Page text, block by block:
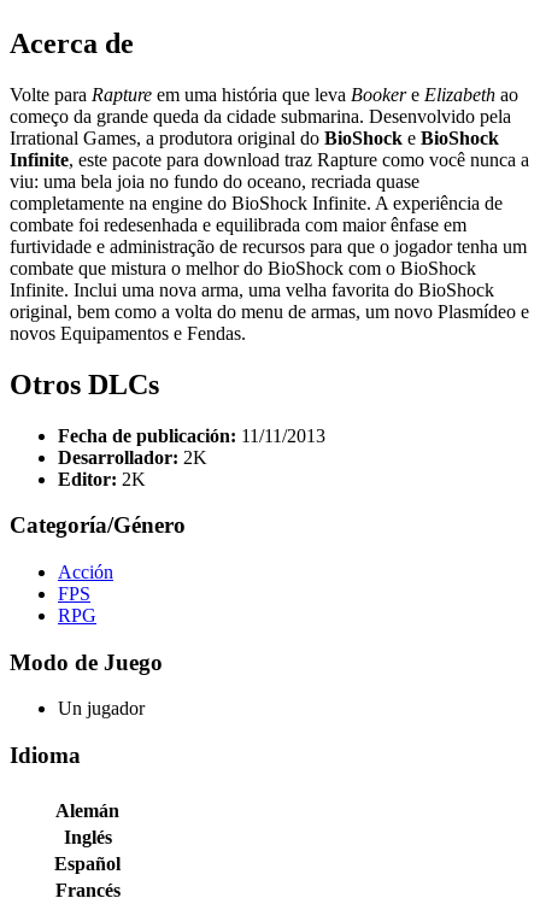
Acerca de
Volte para Rapture em uma história que leva Bookere Elizabeth ao
começo da grande queda da cidade submarina. Desenvolvido pela
Irrational Games, a produtora original do BioShock e BioShock
Infinite, este pacote para download traz Rapture como você nunca a
viu: uma bela joia no fundo do oceano, recriada quase
completamente na engine do BioShock Infinite. A experiência de
combate foi redesenhada e equilibrada com maior ênfase em
furtividade e administração de recursos para que o jogador tenha um
combate que mistura o melhor do BioShock com o BioShock
Infinite. Inclui uma nova arma, uma velha favorita do BioShock
original, bem como a volta do menu de armas, um novo Plasmídeo e
novos Equipamentos e Fendas.
Otros DLCs
Fecha de publicación: 11/11/2013
Desarrollador: 2K
Editor: 2K
Categoría/Género
Acción
FPS
RPG
Modo de Juego
Un jugador
Idioma
Alemán
Inglés
Español
Francés